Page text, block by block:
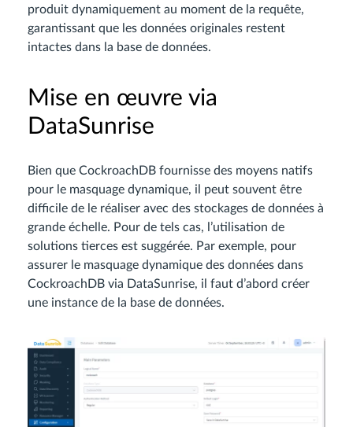
produit dynamiquement au moment de la requête,
garantissant que les données originales restent
intactes dans la base de données.
Mise en œuvre via
DataSunrise
Bien que CockroachDB fournisse des moyens natifs
pour le masquage dynamique, il peut souvent être
difficile de le réaliser avec des stockages de données à
grande échelle. Pour de tels cas, l’utilisation de
solutions tierces est suggérée. Par exemple, pour
assurer le masquage dynamique des données dans
CockroachDB via DataSunrise, il faut d’abord créer
une instance de la base de données.